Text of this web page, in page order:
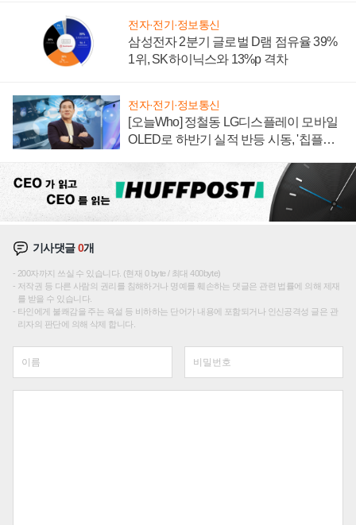
전자·전기·정보통신
삼성전자 2분기 글로벌 D램 점유율 39%
1위, SK하이닉스와 13%p 격차
전자·전기·정보통신
[오늘Who] 정철동 LG디스플레이 모바일
OLED로 하반기 실적 반등 시동, '칩플레
기사댓글0개
200자까지 쓰실 수 있습니다. (현재 0 byte / 최대 400byte)
저작권 등 다른 사람의 권리를 침해하거나 명예를 훼손하는 댓글은 관련 법률에 의해 제재
를 받을 수 있습니다.
타인에게 불쾌감을 주는 욕설 등 비하하는 단어가 내용에 포함되거나 인신공격성 글은 관
리자의 판단에 의해 삭제 합니다.